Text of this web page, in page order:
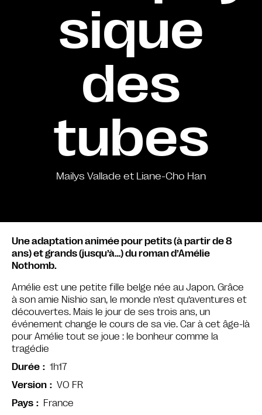
sique
des
tubes
Mailys Vallade et Liane-Cho Han
Une adaptation animée pour petits (à partir de 8
ans) et grands (jusqu’à…) du roman d’Amélie
Nothomb.
Amélie est une petite fille belge née au Japon. Grâce
à son amie Nishio san, le monde n’est qu’aventures et
découvertes. Mais le jour de ses trois ans, un
événement change le cours de sa vie. Car à cet âge-là
pour Amélie tout se joue : le bonheur comme la
tragédie
Durée
1h17
Version
VO FR
Pays
France